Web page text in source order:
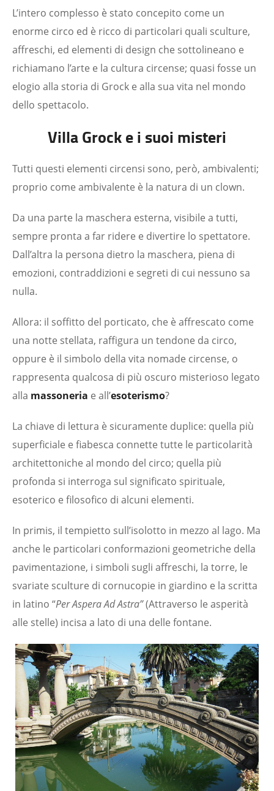
L’intero complesso è stato concepito come un
enorme circo ed è ricco di particolari quali sculture,
affreschi, ed elementi di design che sottolineano e
richiamano l’arte e la cultura circense; quasi fosse un
elogio alla storia di Grock e alla sua vita nel mondo
dello spettacolo.
Villa Grock e i suoi misteri
Tutti questi elementi circensi sono, però, ambivalenti;
proprio come ambivalente è la natura di un clown.
Da una parte la maschera esterna, visibile a tutti,
sempre pronta a far ridere e divertire lo spettatore.
Dall’altra la persona dietro la maschera, piena di
emozioni, contraddizioni e segreti di cui nessuno sa
nulla.
Allora: il soffitto del porticato, che è affrescato come
una notte stellata, raffigura un tendone da circo,
oppure è il simbolo della vita nomade circense, o
rappresenta qualcosa di più oscuro misterioso legato
alla massoneria e all’esoterismo?
La chiave di lettura è sicuramente duplice: quella più
superficiale e fiabesca connette tutte le particolarità
architettoniche al mondo del circo; quella più
profonda si interroga sul significato spirituale,
esoterico e filosofico di alcuni elementi.
In primis, il tempietto sull’isolotto in mezzo al lago. Ma
anche le particolari conformazioni geometriche della
pavimentazione, i simboli sugli affreschi, la torre, le
svariate sculture di cornucopie in giardino e la scritta
in latino “Per Aspera Ad Astra”(Attraverso le asperità
alle stelle) incisa a lato di una delle fontane.